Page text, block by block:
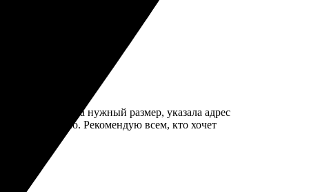
фото, выбрала нужный размер, указала адрес
замечательно. Рекомендую всем, кто хочет